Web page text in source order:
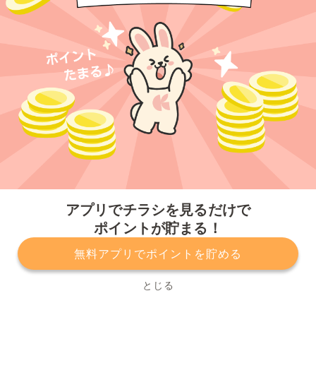
アプリでチラシを見るだけで
ポイントが貯まる！
無料アプリでポイントを貯める
とじる
プライバシーポリシー 利用規約
運営会社
サービスに関してのお問い合わせ